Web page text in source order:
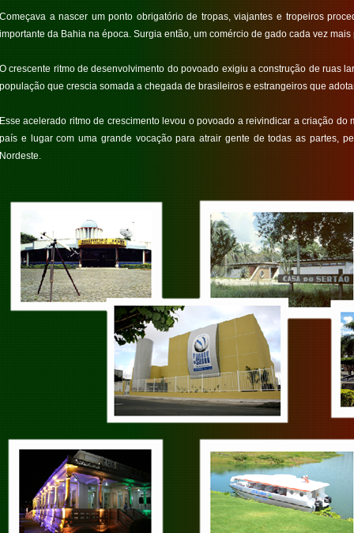
Começava a nascer um ponto obrigatório de tropas, viajantes e tropeiros
importante da Bahia na época. Surgia então, um comércio de gado cada vez
O crescente ritmo de desenvolvimento do povoado exigiu a construção de ruas
população que crescia somada a chegada de brasileiros e estrangeiros que
Esse acelerado ritmo de crescimento levou o povoado a reivindicar a criação
país e lugar com uma grande vocação para atrair gente de todas as partes,
Nordeste.